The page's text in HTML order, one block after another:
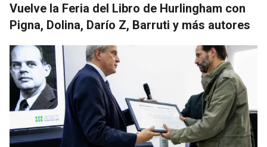
Vuelve la Feria del Libro de Hurlingham con
Pigna, Dolina, Darío Z, Barruti y más autores